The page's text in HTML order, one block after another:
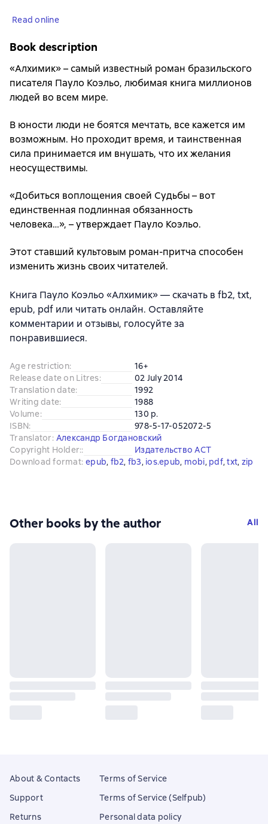
Read online
Book description
«Алхимик» – самый известный роман бразильского
писателя Пауло Коэльо, любимая книга миллионов
людей во всем мире.
В юности люди не боятся мечтать, все кажется им
возможным. Но проходит время, и таинственная
сила принимается им внушать, что их желания
неосуществимы.
«Добиться воплощения своей Судьбы – вот
единственная подлинная обязанность
человека…», – утверждает Пауло Коэльо.
Этот ставший культовым роман-притча способен
изменить жизнь своих читателей.
Книга Пауло Коэльо «Алхимик» — скачать в fb2, txt,
epub, pdf или читать онлайн. Оставляйте
комментарии и отзывы, голосуйте за
понравившиеся.
Age restriction:
16+
Release date on Litres:
02 July 2014
Translation date:
1992
Writing date:
1988
Volume:
130 p.
ISBN:
978-5-17-052072-5
Translator: Александр Богдановский
Copyright Holder::
Издательство АСТ
Download format: epub, fb2, fb3, ios.epub, mobi, pdf, txt, zip
Other books by the author All
About & Contacts
Support
Returns
Terms of Service
Terms of Service (Selfpub)
Personal data policy